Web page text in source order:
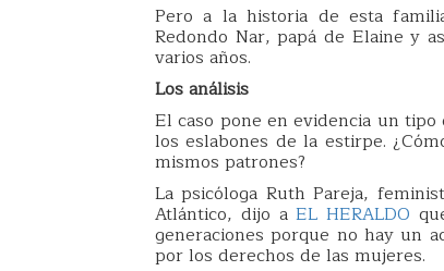
Pero a la historia de esta
Redondo Nar, papá de Elaine y
varios años.
Los análisis
El caso pone en evidencia un tipo
los eslabones de la estirpe.
mismos patrones?
La psicóloga Ruth Pareja,
Atlántico, dijo aEL HERALDO
generaciones porque no hay un
por los derechos de las mujeres.